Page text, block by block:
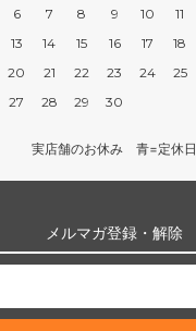
6
7 8 9 10 11
13
14 15 16 17 18
20
21 22 23 24 25
27
28 29 30
実店舗のお休み 青=定休日
メルマガ登録・解除